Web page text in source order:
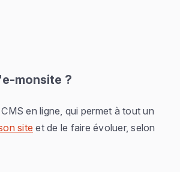
monsite ?
en ligne, qui permet à tout un
site et de le faire évoluer, selon